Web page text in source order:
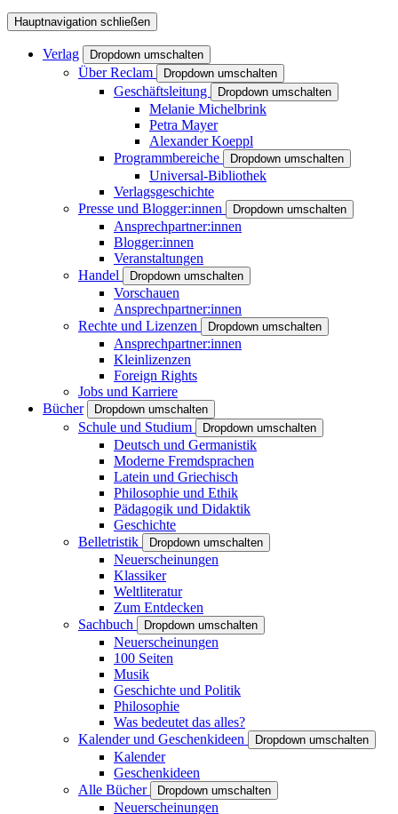
Hauptnavigation schließen
Verlag Dropdown umschalten
Über Reclam Dropdown umschalten
Geschäftsleitung Dropdown umschalten
Melanie Michelbrink
Petra Mayer
Alexander Koeppl
Programmbereiche
Dropdown umschalten
Universal-Bibliothek
Verlagsgeschichte
Presse und Blogger:innen
Dropdown umschalten
Ansprechpartner:innen
Blogger:innen
Veranstaltungen
Handel
Dropdown umschalten
Vorschauen
Ansprechpartner:innen
Rechte und Lizenzen
Dropdown umschalten
Ansprechpartner:innen
Kleinlizenzen
Foreign Rights
Jobs und Karriere
Bücher
Dropdown umschalten
Schule und Studium Dropdown umschalten
Deutsch und Germanistik
Moderne Fremdsprachen
Latein und Griechisch
Philosophie und Ethik
Pädagogik und Didaktik
Geschichte
Belletristik
Dropdown umschalten
Neuerscheinungen
Klassiker
Weltliteratur
Zum Entdecken
Sachbuch
Dropdown umschalten
Neuerscheinungen
100 Seiten
Musik
Geschichte und Politik
Philosophie
Was bedeutet das alles?
Kalender und Geschenkideen
Dropdown umschalten
Kalender
Geschenkideen
Alle Bücher
Dropdown umschalten
Neuerscheinungen